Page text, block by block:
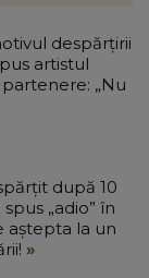
despărțirii
artistul
„Nu
„adio” în
aștepta la un